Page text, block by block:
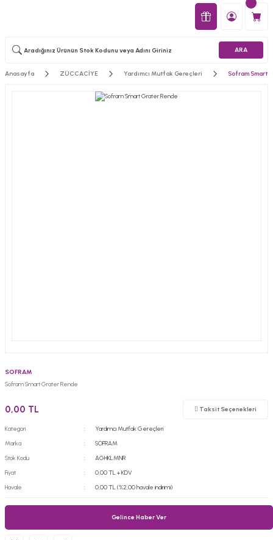
ARA
Anasayfa ZÜCCACİYE Yardımcı Mutfak Gereçleri Sofram Smart
SOFRAM
Sofram Smart Grater Rende
0,00 TL Taksit Seçenekleri
Kategori
Yardımcı Mutfak Gereçleri
Marka
SOFRAM
Stok Kodu
AGHKLMNR
Fiyat
0,00 TL + KDV
Havale
0,00 TL (%2,00 havale indirimi)
Gelince Haber Ver